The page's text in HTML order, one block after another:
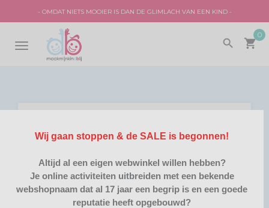
- OMDAT NIETS MOOIER IS DAN DE GLIMLACH VAN EEN KIND -
local_grocery_store
0
search
TOGGLE
NAVIGATION
PRIVACY STATEMENT
1. Identiteit
Wij gaan stoppen & de SALE is begonnen!
Altijd al een eigen webwinkel willen hebben?
Je online activiteiten uitbreiden met een bekende
webshopnaam dat al 17 jaar een begrip is en een goede
reputatie heeft opgebouwd?